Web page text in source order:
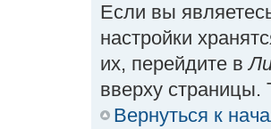
Если вы
настройки
их, перейдите в
вверху страницы.
Вернуться к